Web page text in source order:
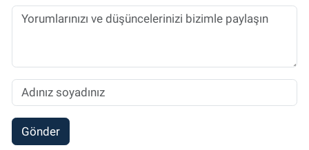
Spor, Sağlık ve Ekonomi Editörü olarak
sürdürmektedir.
Gönder